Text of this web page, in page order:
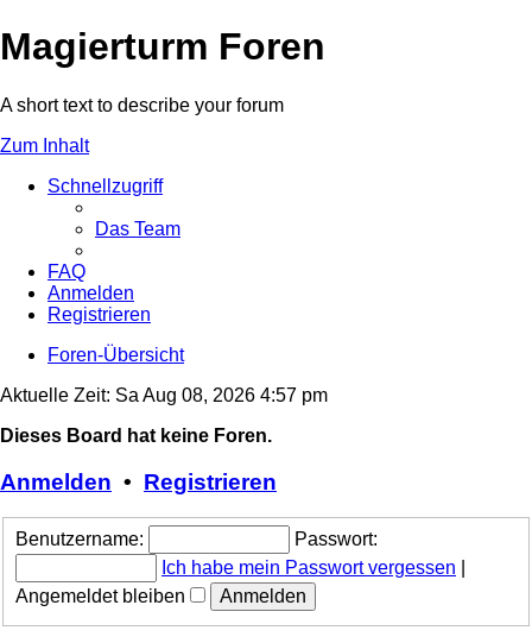
Magierturm Foren
A short text to describe your forum
Zum Inhalt
Schnellzugriff
Das Team
FAQ
Anmelden
Registrieren
Foren-Übersicht
Aktuelle Zeit: Sa Aug 08, 2026 4:57 pm
Dieses Board hat keine Foren.
Anmelden • Registrieren
Benutzername:
Passwort:
Ich habe mein Passwort vergessen
Angemeldet bleiben